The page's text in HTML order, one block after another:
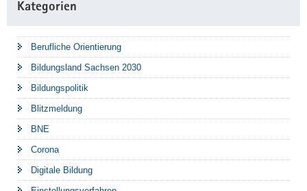
Kategorien
Berufliche Orientierung
Bildungsland Sachsen 2030
Bildungspolitik
Blitzmeldung
BNE
Corona
Digitale Bildung